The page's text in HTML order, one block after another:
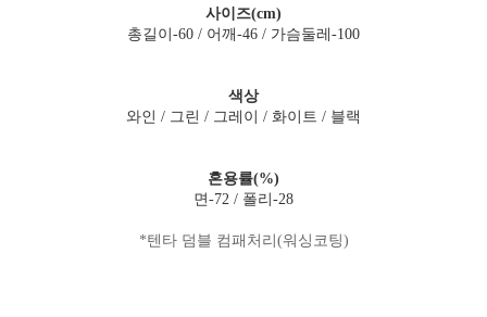
사이즈(cm)
총길이-60 / 어깨-46 / 가슴둘레-100
색상
와인 / 그린 / 그레이 / 화이트 / 블랙
혼용률(%)
면-72 / 폴리-28
*텐타 덤블 컴패처리(워싱코팅)